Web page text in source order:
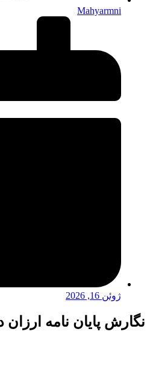
Mahyarmni
ژوئن 16, 2026
نگارش پایان نامه ارزان